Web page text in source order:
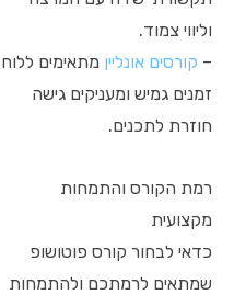
וליווי צמוד.
– קורסים אונליין מתאימים ללוח
זמנים גמיש ומעניקים גישה
חוזרת לתכנים.
רמת הקורס והתמחות
מקצועית
כדאי לבחור קורס פוטושופ
שמתאים לרמתכם ולהתמחות